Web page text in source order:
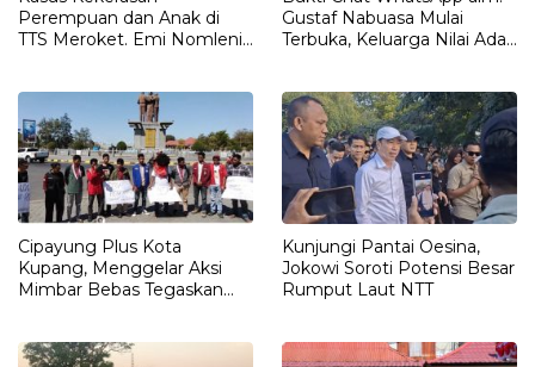
Perempuan dan Anak di
TTS Meroket. Emi Nomleni :
Gustaf Nabuasa Mulai
Terbuka, Keluarga Nilai Ada
Cipayung Plus Kota
Kupang, Menggelar Aksi
Mimbar Bebas Tegaskan
Kepada JOKO WIDODO
Kunjungi Pantai Oesina,
Jokowi Soroti Potensi Besar
Rumput Laut NTT